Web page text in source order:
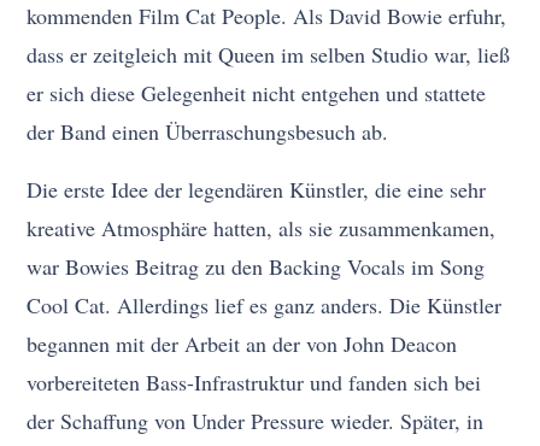
kommenden Film Cat People. Als David Bowie erfuhr,
dass er zeitgleich mit Queen im selben Studio war, ließ
er sich diese Gelegenheit nicht entgehen und stattete
der Band einen Überraschungsbesuch ab.
Die erste Idee der legendären Künstler, die eine sehr
kreative Atmosphäre hatten, als sie zusammenkamen,
war Bowies Beitrag zu den Backing Vocals im Song
Cool Cat. Allerdings lief es ganz anders. Die Künstler
begannen mit der Arbeit an der von John Deacon
vorbereiteten Bass-Infrastruktur und fanden sich bei
der Schaffung von Under Pressure wieder. Später, in